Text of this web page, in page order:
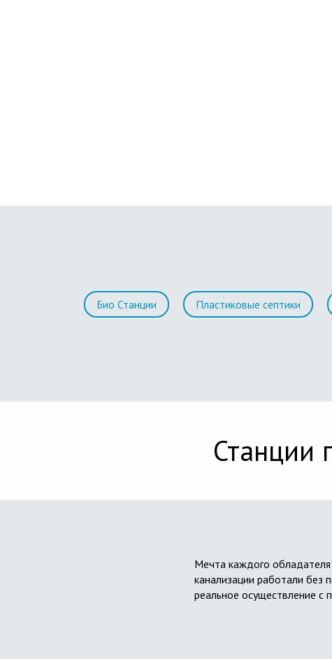
Био Станции Пластиковые септики
Станции
Мечта каждого
канализации работали без
реальное осуществление с